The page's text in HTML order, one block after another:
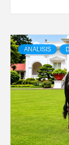
ANALISIS